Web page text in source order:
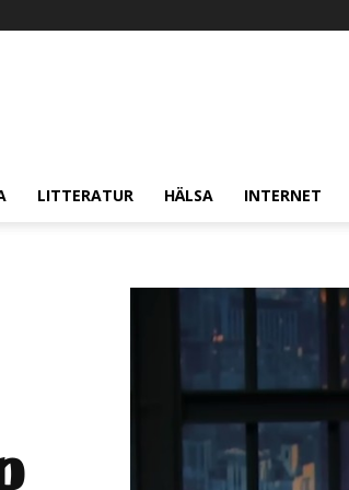
LITTERATUR HÄLSA INTERNET